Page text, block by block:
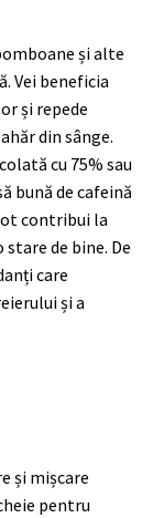
și alte
Vei beneficia
și repede
din sânge.
cu 75% sau
bună de cafeină
contribui la
de bine. De
care
și a
și mișcare
pentru